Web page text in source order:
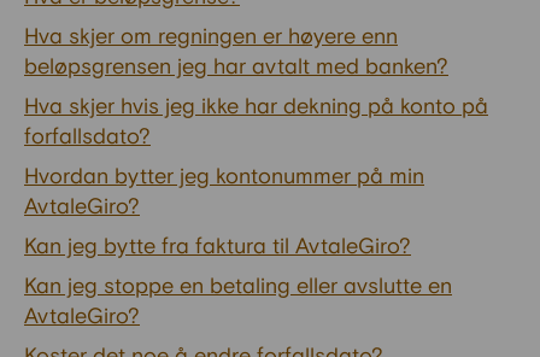
Hva skjer om regningen er høyere enn
beløpsgrensen jeg har avtalt med banken?
Hva skjer hvis jeg ikke har dekning på konto på
forfallsdato?
Hvordan bytter jeg kontonummer på min
AvtaleGiro?
Kan jeg bytte fra faktura til AvtaleGiro?
Kan jeg stoppe en betaling eller avslutte en
AvtaleGiro?